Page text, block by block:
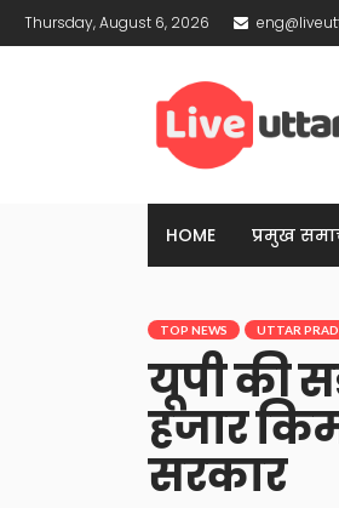
Thursday, August 6, 2026
HOME प्रमुख
TOP NEWS UTTAR
यूपी की
हजार
सरकार